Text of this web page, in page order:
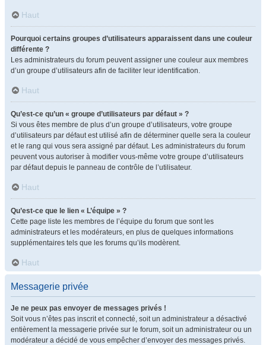
Haut
Pourquoi certains groupes d’utilisateurs apparaissent dans une couleur
différente ?
Les administrateurs du forum peuvent assigner une couleur aux membres
d’un groupe d’utilisateurs afin de faciliter leur identification.
Haut
Qu’est-ce qu’un « groupe d’utilisateurs par défaut » ?
Si vous êtes membre de plus d’un groupe d’utilisateurs, votre groupe
d’utilisateurs par défaut est utilisé afin de déterminer quelle sera la couleur
et le rang qui vous sera assigné par défaut. Les administrateurs du forum
peuvent vous autoriser à modifier vous-même votre groupe d’utilisateurs
par défaut depuis le panneau de contrôle de l’utilisateur.
Haut
Qu’est-ce que le lien « L’équipe » ?
Cette page liste les membres de l’équipe du forum que sont les
administrateurs et les modérateurs, en plus de quelques informations
supplémentaires tels que les forums qu’ils modèrent.
Haut
Messagerie privée
Je ne peux pas envoyer de messages privés !
Soit vous n’êtes pas inscrit et connecté, soit un administrateur a désactivé
entièrement la messagerie privée sur le forum, soit un administrateur ou un
modérateur a décidé de vous empêcher d’envoyer des messages privés.